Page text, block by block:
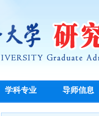
学科专业 导师信息